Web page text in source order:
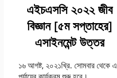
এইচএসসি ২০২২ জীব
বিজ্ঞান [৫ম সপ্তাহের]
এসাইনমেন্ট উত্তর
১৬ আগষ্ট, ২০২১খ্রি. সােমবার থেকে এ